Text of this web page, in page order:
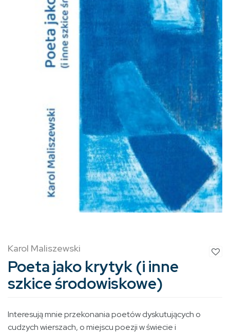
Karol Maliszewski
Poeta jako krytyk (i inne
szkice środowiskowe)
Intere­sują mnie przekonania poetów dyskutujących o
cudzych wierszach, o miejscu poezji w świecie i